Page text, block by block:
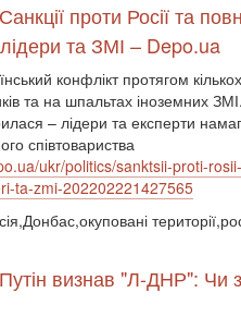
проти Росії та
та ЗМІ – Depo.ua
конфлікт протягом
та на шпальтах іноземних
– лідери та експерти
співтовариства
ukr/politics/sanktsii-proti-
ta-zmi-202202221427565
визнав "Л-ДНР": Чи